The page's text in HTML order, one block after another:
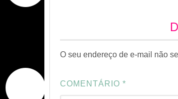
O seu endereço de e-mail não
COMENTÁRIO *